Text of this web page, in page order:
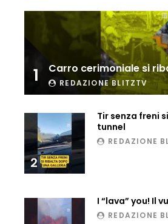
1 Carro cerimoniale si
REDAZIONE BLITZTV
2
Tir senza freni
tunnel
REDAZIONE
I “lava” you! Il
REDAZIONE